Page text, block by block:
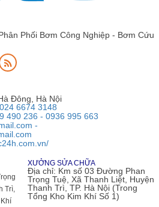
Phối Bơm Công Nghiệp - Bơm Cứu
Đông, Hà Nội
6674 3148
490 236 - 0936 995 663
-
Trì,
XƯỞNG SỬA CHỮA
Địa chỉ: Km số 03 Đường Phan
Trọng Tuệ, Xã Thanh Liệt, Huyện
Thanh Trì, TP. Hà Nội (Trong
Tổng Kho Kim Khí Số 1)